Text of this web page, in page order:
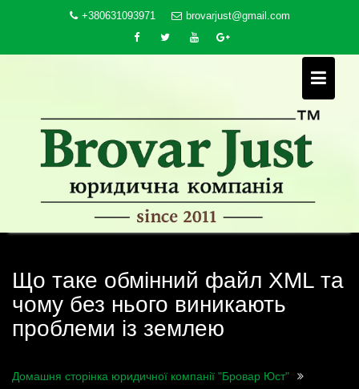
+380631093971 brovarjust@gmail.com
Що таке обмінний файл XML та
чому без нього виникають
проблеми із землею
Домашня сторінка юридичної компанії "Бровар Юст"